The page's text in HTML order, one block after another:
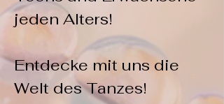
jeden Alters!
Entdecke mit uns die
Welt des Tanzes!